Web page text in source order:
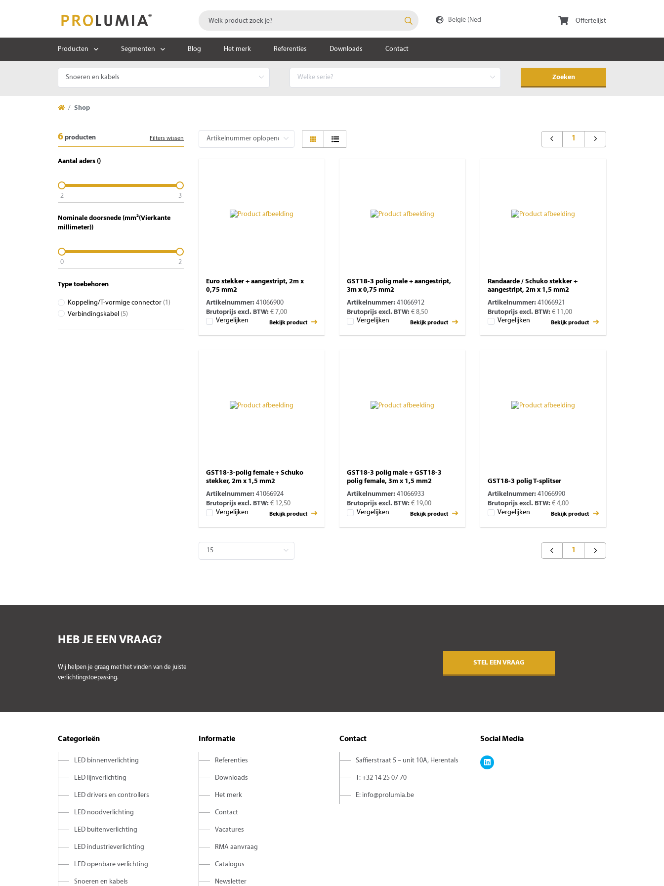
Offertelijst
Producten Segmenten Blog Het merk Referenties Downloads Contact
Shop
6 producten Filters wissen
Aantal aders ()
2 3
Nominale doorsnede (mm²(Vierkante
millimeter))
0 2
Type toebehoren
Koppeling/T-vormige connector (1)
Verbindingskabel (5)
1
Euro stekker + aangestript, 2m x
0,75 mm2
Artikelnummer: 41066900
Brutoprijs excl. BTW: € 7,00
Vergelijken
Bekijk product
GST18-3 polig male + aangestript,
3m x 0,75 mm2
Artikelnummer: 41066912
Brutoprijs excl. BTW: € 8,50
Vergelijken
Bekijk product
Randaarde / Schuko stekker +
aangestript, 2m x 1,5 mm2
Artikelnummer: 41066921
Brutoprijs excl. BTW: € 11,00
Vergelijken
Bekijk product
GST18-3-polig female + Schuko
stekker, 2m x 1,5 mm2
Artikelnummer: 41066924
Brutoprijs excl. BTW: € 12,50
Vergelijken
Bekijk product
GST18-3 polig male + GST18-3
polig female, 3m x 1,5 mm2
Artikelnummer: 41066933
Brutoprijs excl. BTW: € 19,00
Vergelijken
Bekijk product
GST18-3 polig T-splitser
Artikelnummer: 41066990
Brutoprijs excl. BTW: € 4,00
Vergelijken
Bekijk product
1
HEB JE EEN VRAAG?
Wij helpen je graag met het vinden van de juiste
verlichtingstoepassing.
STEL EEN VRAAG
Categorieën
LED binnenverlichting
LED lijnverlichting
LED drivers en controllers
LED noodverlichting
LED buitenverlichting
LED industrieverlichting
LED openbare verlichting
Snoeren en kabels
Informatie
Referenties
Downloads
Het merk
Contact
Vacatures
RMA aanvraag
Catalogus
Newsletter
Contact
Saffierstraat 5 – unit 10A, Herentals
T: +32 14 25 07 70
E: info@prolumia.be
Social Media